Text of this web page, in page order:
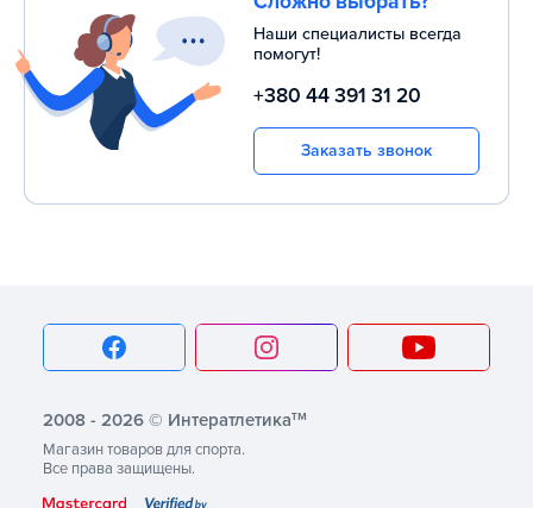
Наши специалисты всегда
помогут!
+380 44 391 31 20
Заказать звонок
2008 - 2026 © Интератлетикатм
Магазин товаров для спорта.
Все права защищены.